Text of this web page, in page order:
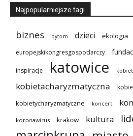
Najpopularniejsze tagi
biznes bytom dzieci ekologia
europejskikongresgospodarczy
inspiracje katowice
kobietacharyzmatyczna
kobietycharyzmatyczne koncert
koronawirus krakow kultura